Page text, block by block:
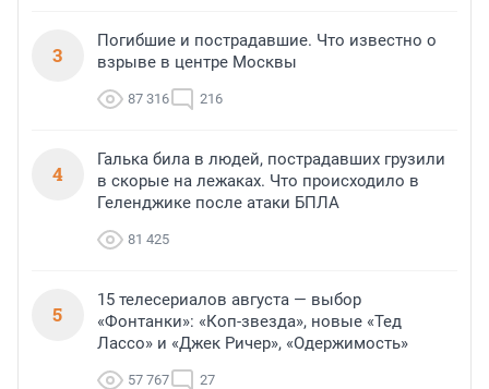
3
Погибшие и пострадавшие. Что известно о
взрыве в центре Москвы
87 316 216
4
Галька била в людей, пострадавших грузили
в скорые на лежаках. Что происходило в
Геленджике после атаки БПЛА
81 425
5
15 телесериалов августа — выбор
«Фонтанки»: «Коп-звезда», новые «Тед
Лассо» и «Джек Ричер», «Одержимость»
57 767 27